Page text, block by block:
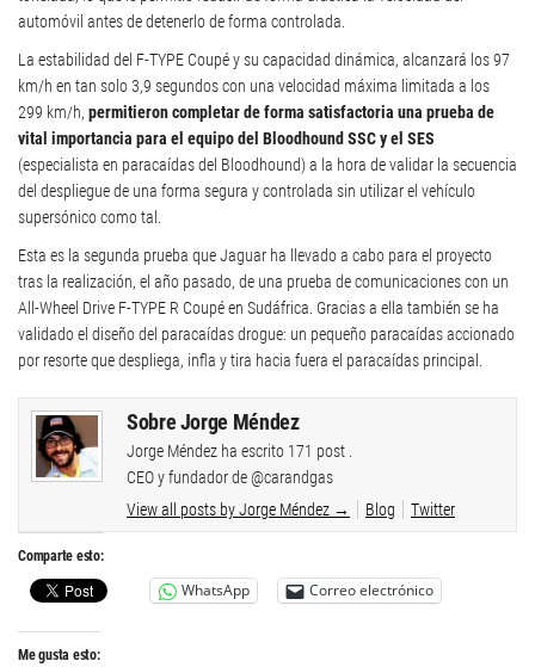
automóvil antes de detenerlo de forma controlada.
La estabilidad del F-TYPE Coupé y su capacidad dinámica, alcanzará los 97
km/h en tan solo 3,9 segundos con una velocidad máxima limitada a los
299 km/h, permitieron completar de forma satisfactoria una prueba de
vital importancia para el equipo del Bloodhound SSC y el SES
(especialista en paracaídas del Bloodhound) a la hora de validar la secuencia
del despliegue de una forma segura y controlada sin utilizar el vehículo
supersónico como tal.
Esta es la segunda prueba que Jaguar ha llevado a cabo para el proyecto
tras la realización, el año pasado, de una prueba de comunicaciones con un
All-Wheel Drive F-TYPE R Coupé en Sudáfrica. Gracias a ella también se ha
validado el diseño del paracaídas drogue: un pequeño paracaídas accionado
por resorte que despliega, infla y tira hacia fuera el paracaídas principal.
Sobre Jorge Méndez
Jorge Méndez ha escrito 171 post .
CEO y fundador de @carandgas
View all posts by Jorge Méndez → Blog Twitter
Comparte esto:
WhatsApp Correo electrónico
Me gusta esto: